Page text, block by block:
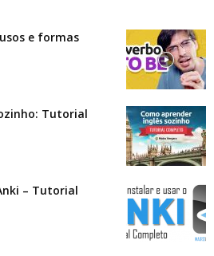
e formas
Tutorial
– Tutorial